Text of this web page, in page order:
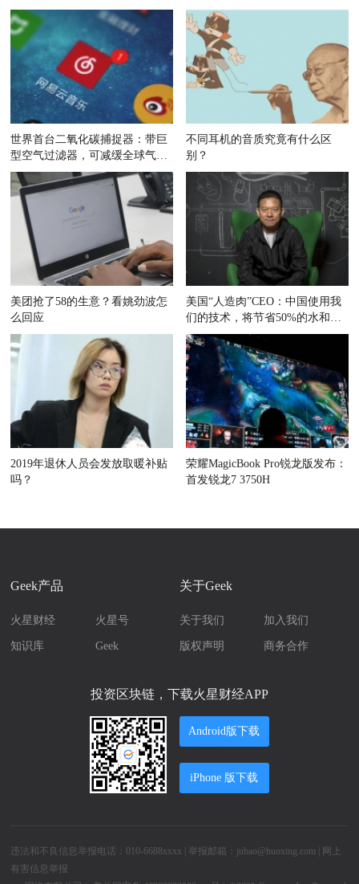
世界首台二氧化碳捕捉器：带巨
型空气过滤器，可减缓全球气候
变暖
不同耳机的音质究竟有什么区
别？
美团抢了58的生意？看姚劲波怎
么回应
美国“人造肉”CEO：中国使用我
们的技术，将节省50%的水和耕
地
2019年退休人员会发放取暖补贴
吗？
荣耀MagicBook Pro锐龙版发布：
首发锐龙7 3750H
Geek产品
火星财经 火星号
知识库 Geek
关于Geek
关于我们 加入我们
版权声明 商务合作
投资区块链，下载火星财经APP
Android版下载
iPhone 版下载
违法和不良信息举报电话：010-6688xxxx | 举报邮箱：jubao@huoxing.com |
网上
有害信息举报